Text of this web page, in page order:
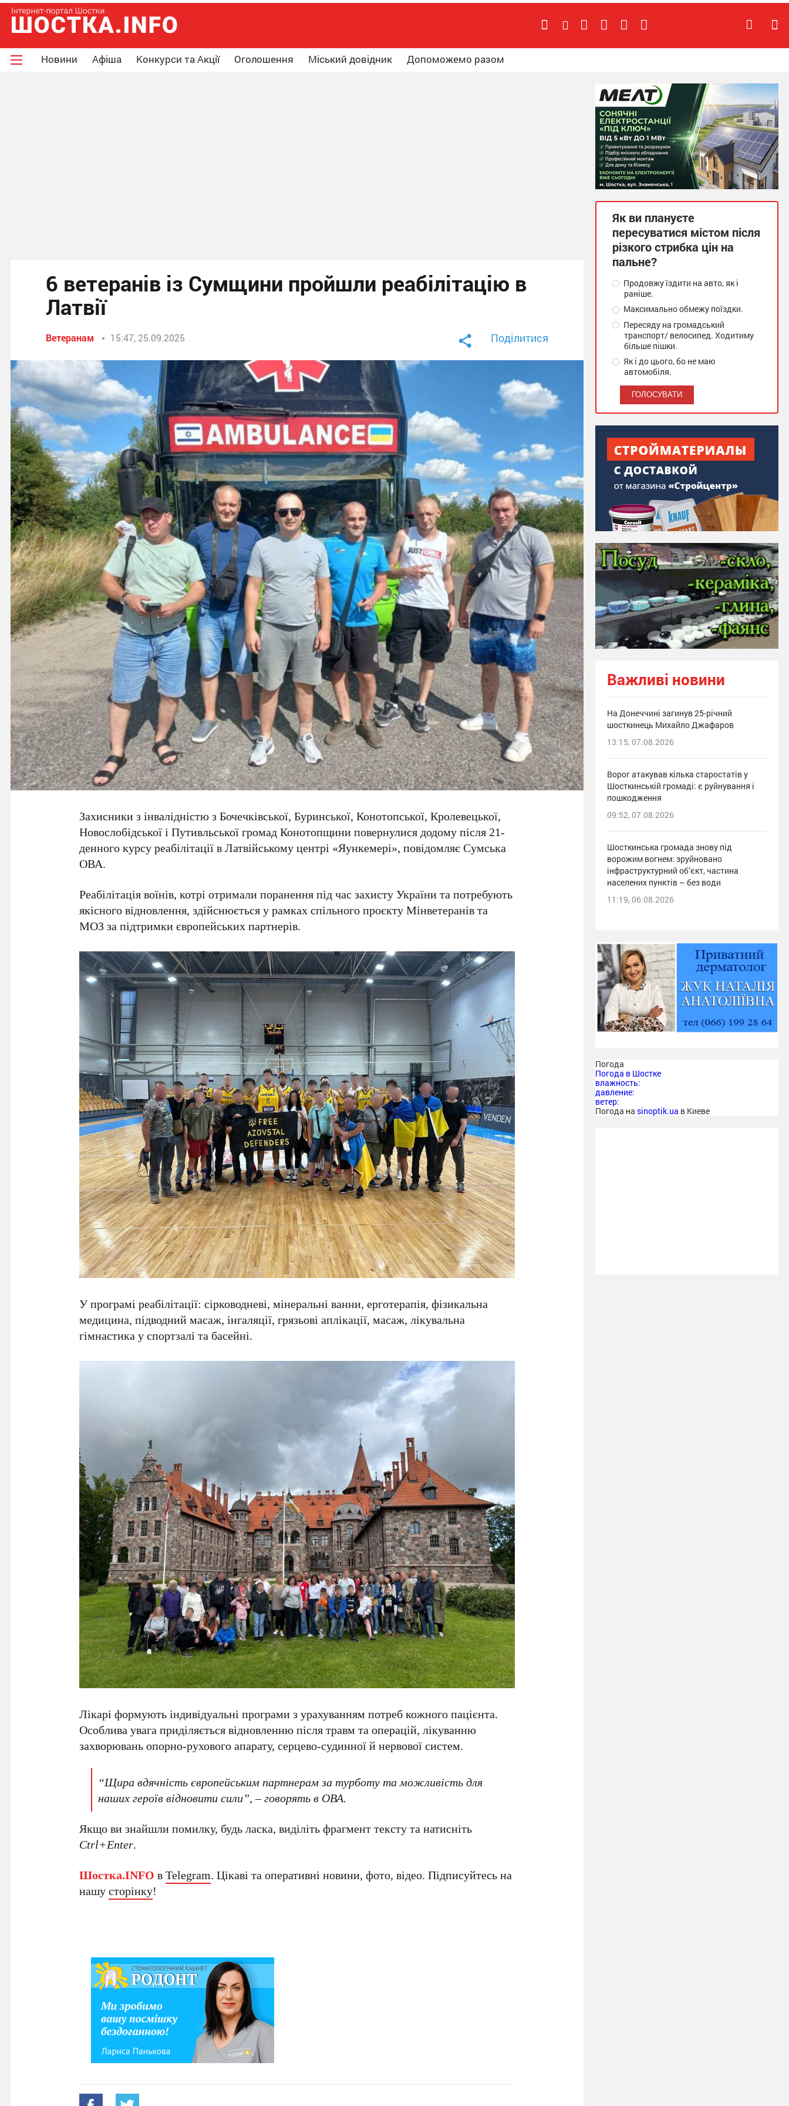
Новини Афіша Конкурси та Акції Оголошення Міський довідник Допоможемо разом
6 ветеранів із Сумщини пройшли реабілітацію в
Латвії
Ветеранам 15:47, 25.09.2025 Поділитися
Захисники з інвалідністю з Бочечківської, Буринської, Конотопської, Кролевецької,
Новослобідської і Путивльської громад Конотопщини повернулися додому після 21-
денного курсу реабілітації в Латвійському центрі «Яункемері», повідомляє Сумська
ОВА.
Реабілітація воїнів, котрі отримали поранення під час захисту України та потребують
якісного відновлення, здійснюється у рамках спільного проєкту Мінветеранів та
МОЗ за підтримки європейських партнерів.
У програмі реабілітації: сірководневі, мінеральні ванни, ерготерапія, фізикальна
медицина, підводний масаж, інгаляції, грязьові аплікації, масаж, лікувальна
гімнастика у спортзалі та басейні.
Лікарі формують індивідуальні програми з урахуванням потреб кожного пацієнта.
Особлива увага приділяється відновленню після травм та операцій, лікуванню
захворювань опорно-рухового апарату, серцево-судинної й нервової систем.
“Щира вдячність європейським партнерам за турботу та можливість для
наших героїв відновити сили”, – говорять в ОВА.
Якщо ви знайшли помилку, будь ласка, виділіть фрагмент тексту та натисніть
Ctrl+Enter.
Шостка.INFO вTelegram. Цікаві та оперативні новини, фото, відео. Підписуйтесь на
нашусторінку!
Як ви плануєте
пересуватися містом після
різкого стрибка цін на
пальне?
Продовжу їздити на авто, як і
раніше.
Максимально обмежу поїздки.
Пересяду на громадський
транспорт/ велосипед. Ходитиму
більше пішки.
Як і до цього, бо не маю
автомобіля.
Важливі новини
На Донеччині загинув 25-річний
шосткинець Михайло Джафаров
13:15, 07.08.2026
Ворог атакував кілька старостатів у
Шосткинській громаді: є руйнування і
пошкодження
09:52, 07.08.2026
Шосткинська громада знову під
ворожим вогнем: зруйновано
інфраструктурний об’єкт, частина
населених пунктів – без води
11:19, 06.08.2026
Погода
Погода в Шостке
влажность:
давление:
ветер:
Погода на sinoptik.ua в Киеве